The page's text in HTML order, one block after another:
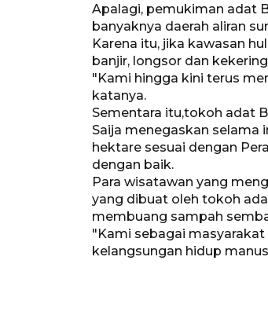
Apalagi, pemukiman adat
banyaknya daerah aliran
Karena itu, jika kawasan
banjir, longsor dan
"Kami hingga kini terus
katanya.
Sementara itu,tokoh adat
Saija menegaskan selama
hektare sesuai dengan
dengan baik.
Para wisatawan yang
yang dibuat oleh tokoh
membuang sampah
"Kami sebagai
kelangsungan hidup